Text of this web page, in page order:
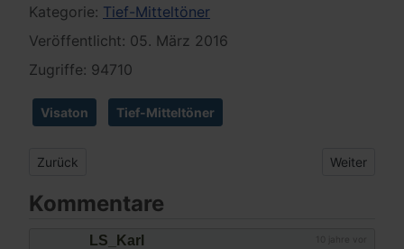
Kategorie: Tief-Mitteltöner
Veröffentlicht: 05. März 2016
Zugriffe: 94710
Visaton Tief-Mitteltöner
Vorheriger Beitrag: Omnes Audio MW 5.0 Alu
Zurück Nächster
Weiter
Kommentare
LS_Karl